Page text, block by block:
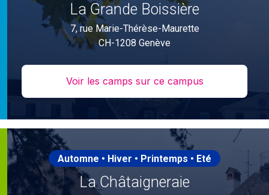
La Grande Boissière
7, rue Marie-Thérèse-Maurette
CH-1208 Genève
Voir les camps sur ce campus
Automne • Hiver • Printemps • Eté
La Châtaigneraie